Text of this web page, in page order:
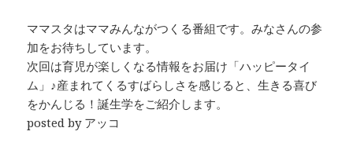
ママスタはママみんながつくる番組です。みなさんの参
加をお待ちしています。
次回は育児が楽しくなる情報をお届け「ハッピータイ
ム」♪産まれてくるすばらしさを感じると、生きる喜び
をかんじる！誕生学をご紹介します。
posted by アッコ